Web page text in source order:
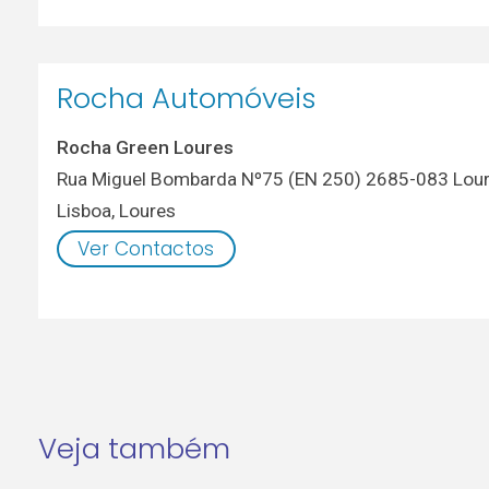
Rocha Automóveis
Rocha Green Loures
Rua Miguel Bombarda Nº75 (EN 250) 2685-083
Lisboa, Loures
Ver Contactos
Veja também